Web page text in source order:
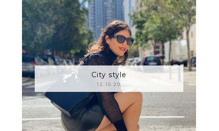
City style
12.10.20